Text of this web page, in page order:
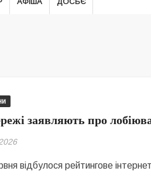
заявляють про
відбулося рейтингове